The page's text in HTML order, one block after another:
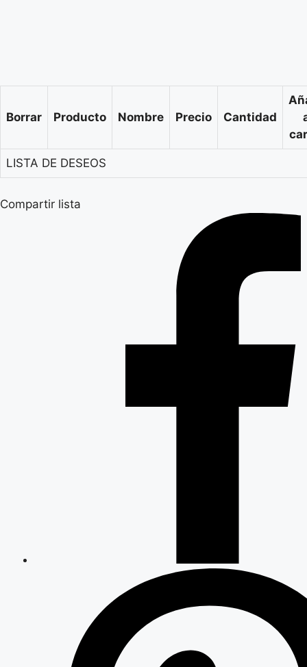
Borrar Producto Nombre Precio Cantidad
LISTA DE DESEOS
Compartir lista